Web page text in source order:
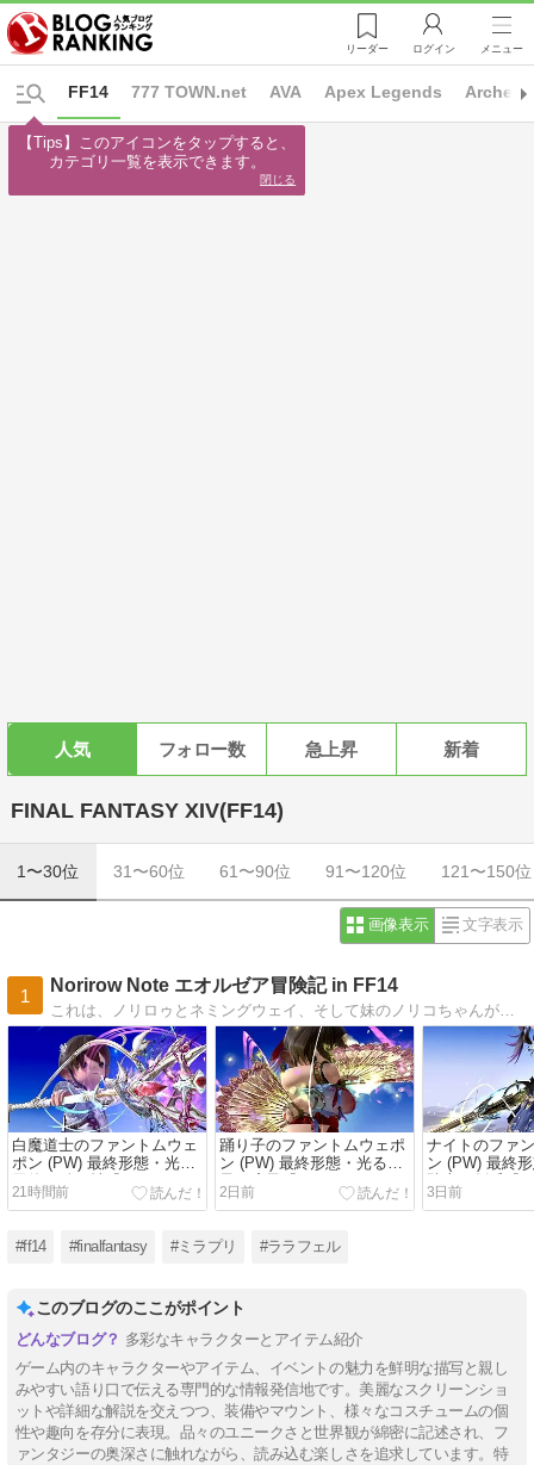
リーダー ログイン メニュー
777 TOWN.net AVA Apex Legends
FF14
人気 フォロー数 急上昇 新着
FINAL FANTASY XIV(FF14)
1〜30位 31〜60位 61〜90位 91〜120位 121〜150位
画像表示 文字表示
1
Norirow Note エオルゼア冒険記 in FF14
これは、ノリロゥとネミングウェイ、そして妹のノリコちゃんが織りなすお宝探しの冒険譚です。この素敵なエオルゼアの世界を旅しながら、発掘したお宝物の記録を毎日ひとつずつ書き残しています。この世界に感謝の気持ちを込めて。
白魔道士のファントムウェ
ポン (PW) 最終形態・光る
天使の鍵の杖『ファントム
オカルタム・ケーン』
21時間前
踊り子のファントムウェポ
ン (PW) 最終形態・光る鳳
凰の扇子『ファントムオカ
ルタム・ファン』
2日前
ナイトのファ
ン (PW) 最終
騎士の剣盾『
カルタム・ソ
3日前
#ff14 #finalfantasy #ミラプリ #ララフェル
このブログのここがポイント
多彩なキャラクターとアイテム紹介
ゲーム内のキャラクターやアイテム、イベントの魅力を鮮明な描写と親し
みやすい語り口で伝える専門的な情報発信地です。美麗なスクリーンショ
ットや詳細な解説を交えつつ、装備やマウント、様々なコスチュームの個
性や趣向を存分に表現。品々のユニークさと世界観が綿密に記述され、フ
ァンタジーの奥深さに触れながら、読み込む楽しさを追求しています。特
【Tips】このアイコンをタップすると、
カテゴリ一覧を表示できます。
閉じる